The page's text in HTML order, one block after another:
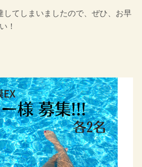
してしまいましたので、ぜひ、お早
！